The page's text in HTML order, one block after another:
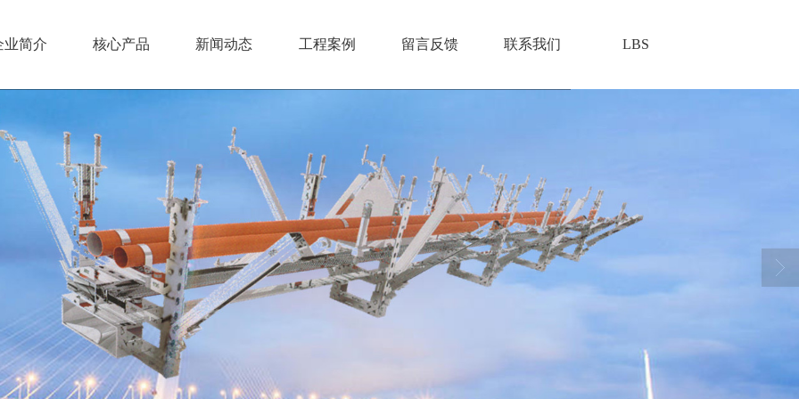
业简介 核心产品 新闻动态 工程案例 留言反馈 联系我们 LBS